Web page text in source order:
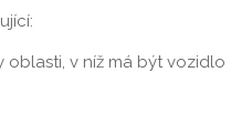
oblasti, v níž má být vozidlo